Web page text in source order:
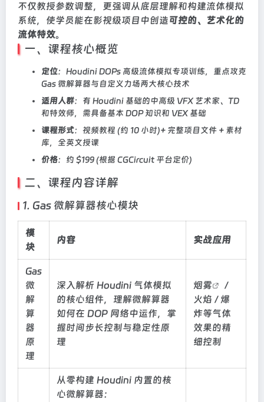
不仅教授参数调整，更强调从底层理解和构建流体模拟
系统，使学员能在影视级项目中创造可控的、艺术化的
流体特效。
一、课程核心概览
定位：Houdini DOPs 高级流体模拟专项训练，重点攻克
Gas 微解算器与自定义力场两大核心技术
适用人群：有 Houdini 基础的中高级 VFX 艺术家、TD
和特效师，需具备基本 DOP 知识和 VEX 基础
课程形式：视频教程 (约 10 小时)+ 完整项目文件 + 素材
库，全英文授课
价格：约 $199 (根据 CGCircuit 平台定价)
二、课程内容详解
1. Gas 微解算器核心模块
模
块
内容 实战应用
Gas
微
解
算
器
原
理
深入解析 Houdini 气体模拟
的核心组件，理解微解算器
如何在 DOP 网络中运作，掌
握时间步长控制与稳定性原
理
烟雾
/
火焰 / 爆
炸等气体
效果的精
细控制
从零构建 Houdini 内置的核
心微解算器：